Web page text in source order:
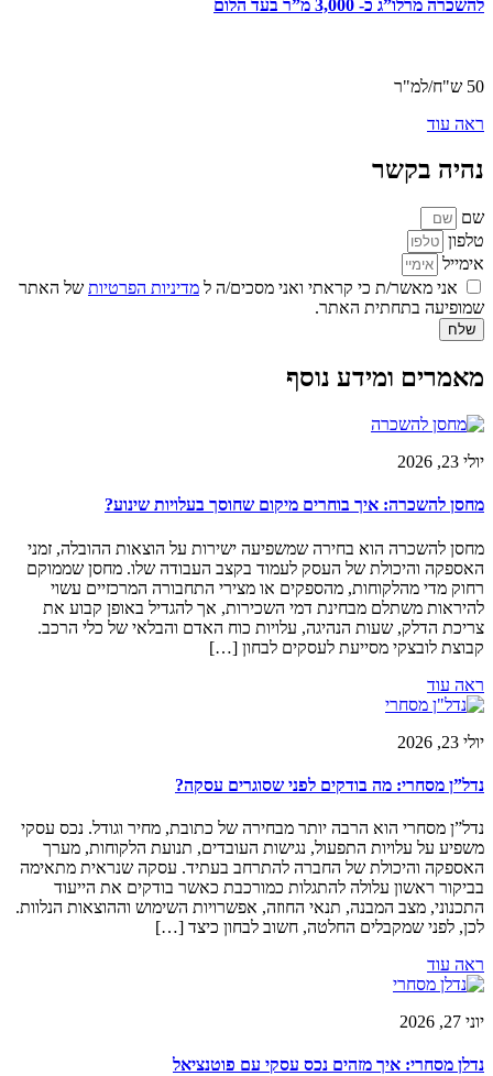
להשכרה מרלו”ג כ- 3,000 מ”ר בעד הלום
50 ש"ח/למ"ר
ראה עוד
נהיה בקשר
שם
טלפון
אימייל
אני מאשר/ת כי קראתי ואני מסכים/ה ל מדיניות הפרטיות של האתר
שמופיעה בתחתית האתר.
שלח
מאמרים ומידע נוסף
יולי 23, 2026
מחסן להשכרה: איך בוחרים מיקום שחוסך בעלויות שינוע?
מחסן להשכרה הוא בחירה שמשפיעה ישירות על הוצאות ההובלה, זמני
האספקה והיכולת של העסק לעמוד בקצב העבודה שלו. מחסן שממוקם
רחוק מדי מהלקוחות, מהספקים או מצירי התחבורה המרכזיים עשוי
להיראות משתלם מבחינת דמי השכירות, אך להגדיל באופן קבוע את
צריכת הדלק, שעות הנהיגה, עלויות כוח האדם והבלאי של כלי הרכב.
קבוצת לובצקי מסייעת לעסקים לבחון […]
ראה עוד
יולי 23, 2026
נדל”ן מסחרי: מה בודקים לפני שסוגרים עסקה?
נדל”ן מסחרי הוא הרבה יותר מבחירה של כתובת, מחיר וגודל. נכס עסקי
משפיע על עלויות התפעול, נגישות העובדים, תנועת הלקוחות, מערך
האספקה והיכולת של החברה להתרחב בעתיד. עסקה שנראית מתאימה
בביקור ראשון עלולה להתגלות כמורכבת כאשר בודקים את הייעוד
התכנוני, מצב המבנה, תנאי החוזה, אפשרויות השימוש וההוצאות הנלוות.
לכן, לפני שמקבלים החלטה, חשוב לבחון כיצד […]
ראה עוד
יוני 27, 2026
נדלן מסחרי: איך מזהים נכס עסקי עם פוטנציאל